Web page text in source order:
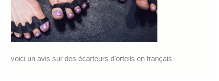
voici un avis sur des écarteurs d’orteils en français